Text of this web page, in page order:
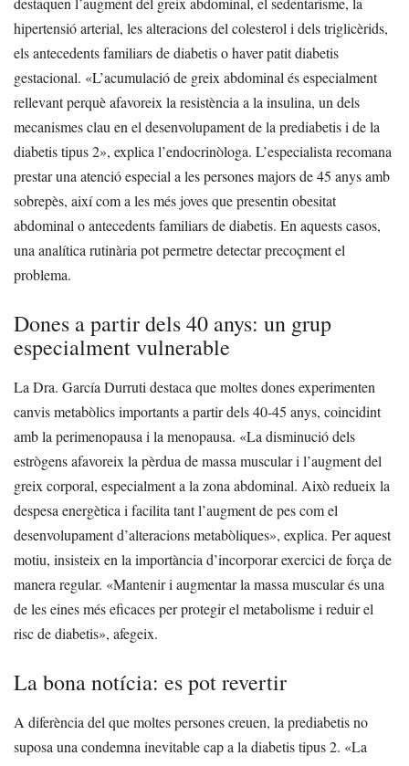
hipertensió arterial, les alteracions del colesterol i dels triglicèrids,
els antecedents familiars de diabetis o haver patit diabetis
gestacional. «L’acumulació de greix abdominal és especialment
rellevant perquè afavoreix la resistència a la insulina, un dels
mecanismes clau en el desenvolupament de la prediabetis i de la
diabetis tipus 2», explica l’endocrinòloga. L’especialista recomana
prestar una atenció especial a les persones majors de 45 anys amb
sobrepès, així com a les més joves que presentin obesitat
abdominal o antecedents familiars de diabetis. En aquests casos,
una analítica rutinària pot permetre detectar precoçment el
problema.
Dones a partir dels 40 anys: un grup
especialment vulnerable
La Dra. García Durruti destaca que moltes dones experimenten
canvis metabòlics importants a partir dels 40-45 anys, coincidint
amb la perimenopausa i la menopausa. «La disminució dels
estrògens afavoreix la pèrdua de massa muscular i l’augment del
greix corporal, especialment a la zona abdominal. Això redueix la
despesa energètica i facilita tant l’augment de pes com el
desenvolupament d’alteracions metabòliques», explica. Per aquest
motiu, insisteix en la importància d’incorporar exercici de força de
manera regular. «Mantenir i augmentar la massa muscular és una
de les eines més eficaces per protegir el metabolisme i reduir el
risc de diabetis», afegeix.
La bona notícia: es pot revertir
A diferència del que moltes persones creuen, la prediabetis no
suposa una condemna inevitable cap a la diabetis tipus 2. «La